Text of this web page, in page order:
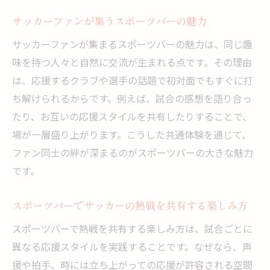
スポーツバー 貸切のメリットと楽しみ方
スポーツバーで貸切予約時のチェックポイ
ント
快適な時間を過ごすためのスポーツバー活用法
スポーツバーで快適に過ごすための工夫と
コツ
スポーツバーで居心地の良さを感じるポイ
訣
スポーツバーを長時間楽しむためのポイン
ト
スポーツバーで仲間と快適に観戦する方法
サッカーファンが集うスポーツバーの魅力
サッカーファンが集まるスポーツバーの魅力は、同じ趣
味を持つ人々と自然に交流が生まれる点です。その理由
は、応援するクラブや選手の話題で初対面でもすぐに打
ち解けられるからです。例えば、試合の感想を語り合っ
たり、お互いの応援スタイルを共有したりすることで、
場が一層盛り上がります。こうした共通体験を通じて、
ファン同士の絆が深まるのがスポーツバーの大きな魅力
です。
スポーツバーでサッカーの熱戦を共有する楽しみ方
スポーツバーで熱戦を共有する楽しみ方は、試合ごとに
異なる応援スタイルを実践することです。なぜなら、声
援や拍手、時には立ち上がっての応援が許容される空間